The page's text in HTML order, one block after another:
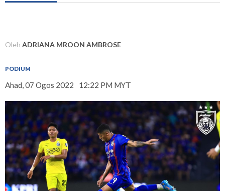
Oleh ADRIANA MROON AMBROSE
PODIUM
Ahad, 07 Ogos 2022 12:22 PM MYT